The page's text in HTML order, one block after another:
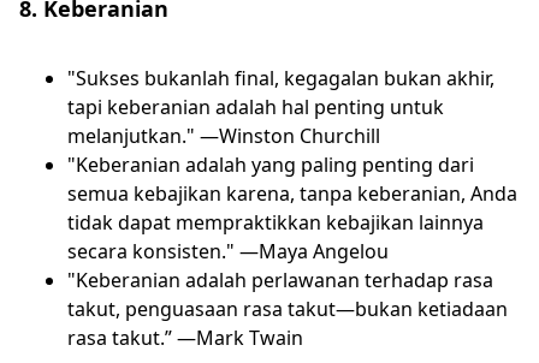
8. Keberanian
"Sukses bukanlah final, kegagalan bukan akhir,
tapi keberanian adalah hal penting untuk
melanjutkan." —Winston Churchill
"Keberanian adalah yang paling penting dari
semua kebajikan karena, tanpa keberanian, Anda
tidak dapat mempraktikkan kebajikan lainnya
secara konsisten." —Maya Angelou
"Keberanian adalah perlawanan terhadap rasa
takut, penguasaan rasa takut—bukan ketiadaan
rasa takut.” —Mark Twain